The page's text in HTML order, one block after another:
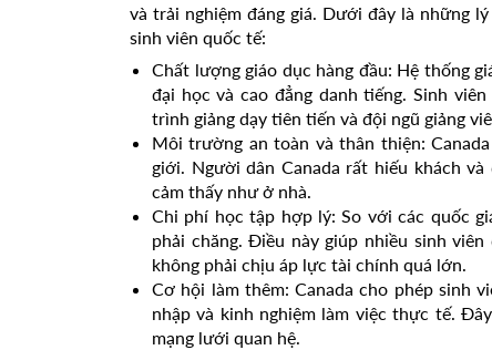
và trải nghiệm đáng giá. Dưới đây là những
sinh viên quốc tế:
Chất lượng giáo dục hàng đầu: Hệ thống
đại học và cao đẳng danh tiếng. Sinh
trình giảng dạy tiên tiến và đội ngũ giảng
Môi trường an toàn và thân thiện:
giới. Người dân Canada rất hiếu khách
cảm thấy như ở nhà.
Chi phí học tập hợp lý: So với các quốc
phải chăng. Điều này giúp nhiều sinh
không phải chịu áp lực tài chính quá lớn.
Cơ hội làm thêm: Canada cho phép sinh
nhập và kinh nghiệm làm việc thực tế.
mạng lưới quan hệ.